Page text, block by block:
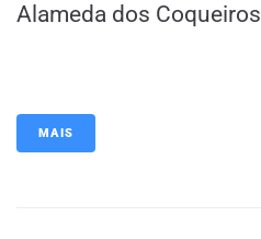
Alameda dos Coqueiros
MAIS